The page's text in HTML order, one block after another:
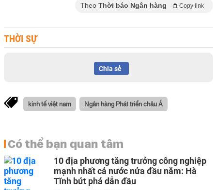
Theo Thời báo Ngân hàng Copy link
THỜI SỰ
Chia sẻ
kinh tế việt nam Ngân hàng Phát triển châu Á
Có thể bạn quan tâm
10 địa phương tăng trưởng công nghiệp
mạnh nhất cả nước nửa đầu năm: Hà
Tĩnh bứt phá dẫn đầu